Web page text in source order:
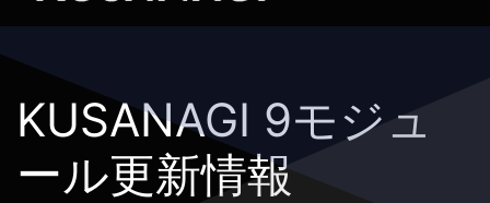
ニ
KUSANAGI 9モジュ
ール更新情報